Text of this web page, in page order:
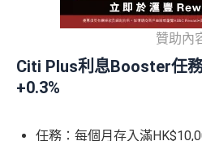
贊助內
Citi Plus利息Booster任
+0.3%
任務：每個月存入滿